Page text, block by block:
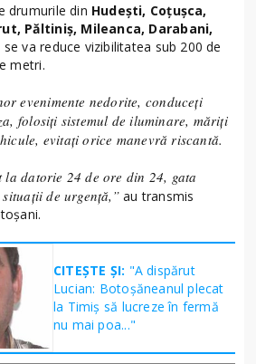
drumurile din Hudești, Coțușca,
Păltiniș, Mileanca, Darabani,
se va reduce vizibilitatea sub 200 de
metri.
evenimente nedorite, conduceți
folosiți sistemul de iluminare, măriți
evitați orice manevră riscantă.
datorie 24 de ore din 24, gata
de urgență,”au transmis
CITEȘTE ȘI: "A dispărut
Lucian: Botoșăneanul plecat
la Timiș să lucreze în fermă
nu mai poa..."